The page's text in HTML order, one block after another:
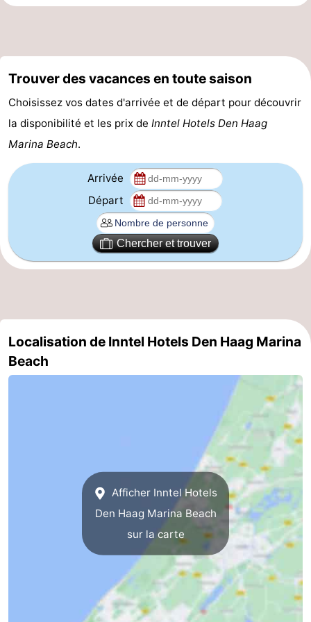
Médicales
Région
Septentrionale
-
Nature
Duinen
-
aan
Zee
Bergen
-
Alkmaar
-
aan
Zee
Noordhollands
duinreservaat
-
Wijk
-
Trouver des vacances en toute saison
Choisissez vos dates d'arrivée et de départ pour découvrir
la disponibilité et les prix de Inntel Hotels Den Haag
Marina Beach.
Arrivée
Départ
Chercher et trouver
Localisation de Inntel Hotels Den Haag Marina
Beach
Afficher Inntel Hotels
Den Haag Marina Beach
sur la carte